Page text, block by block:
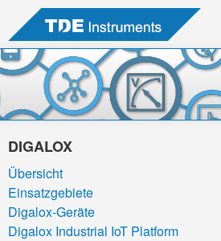
DIGALOX
Übersicht
Einsatzgebiete
Digalox-Geräte
Digalox Industrial IoT Platform